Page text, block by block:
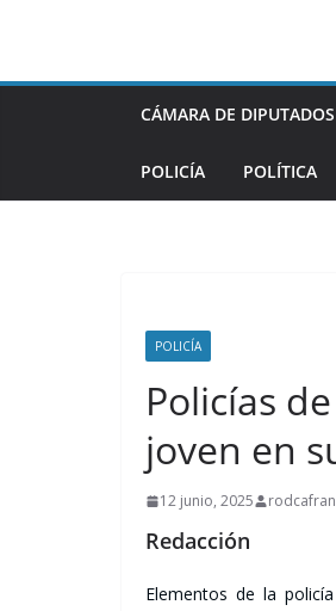
contenido
CÁMARA DE DIPUTADOS
POLICÍA POLÍTICA
POLICÍA
Policías
joven en
12 junio, 2025
Redacción
Elementos de la